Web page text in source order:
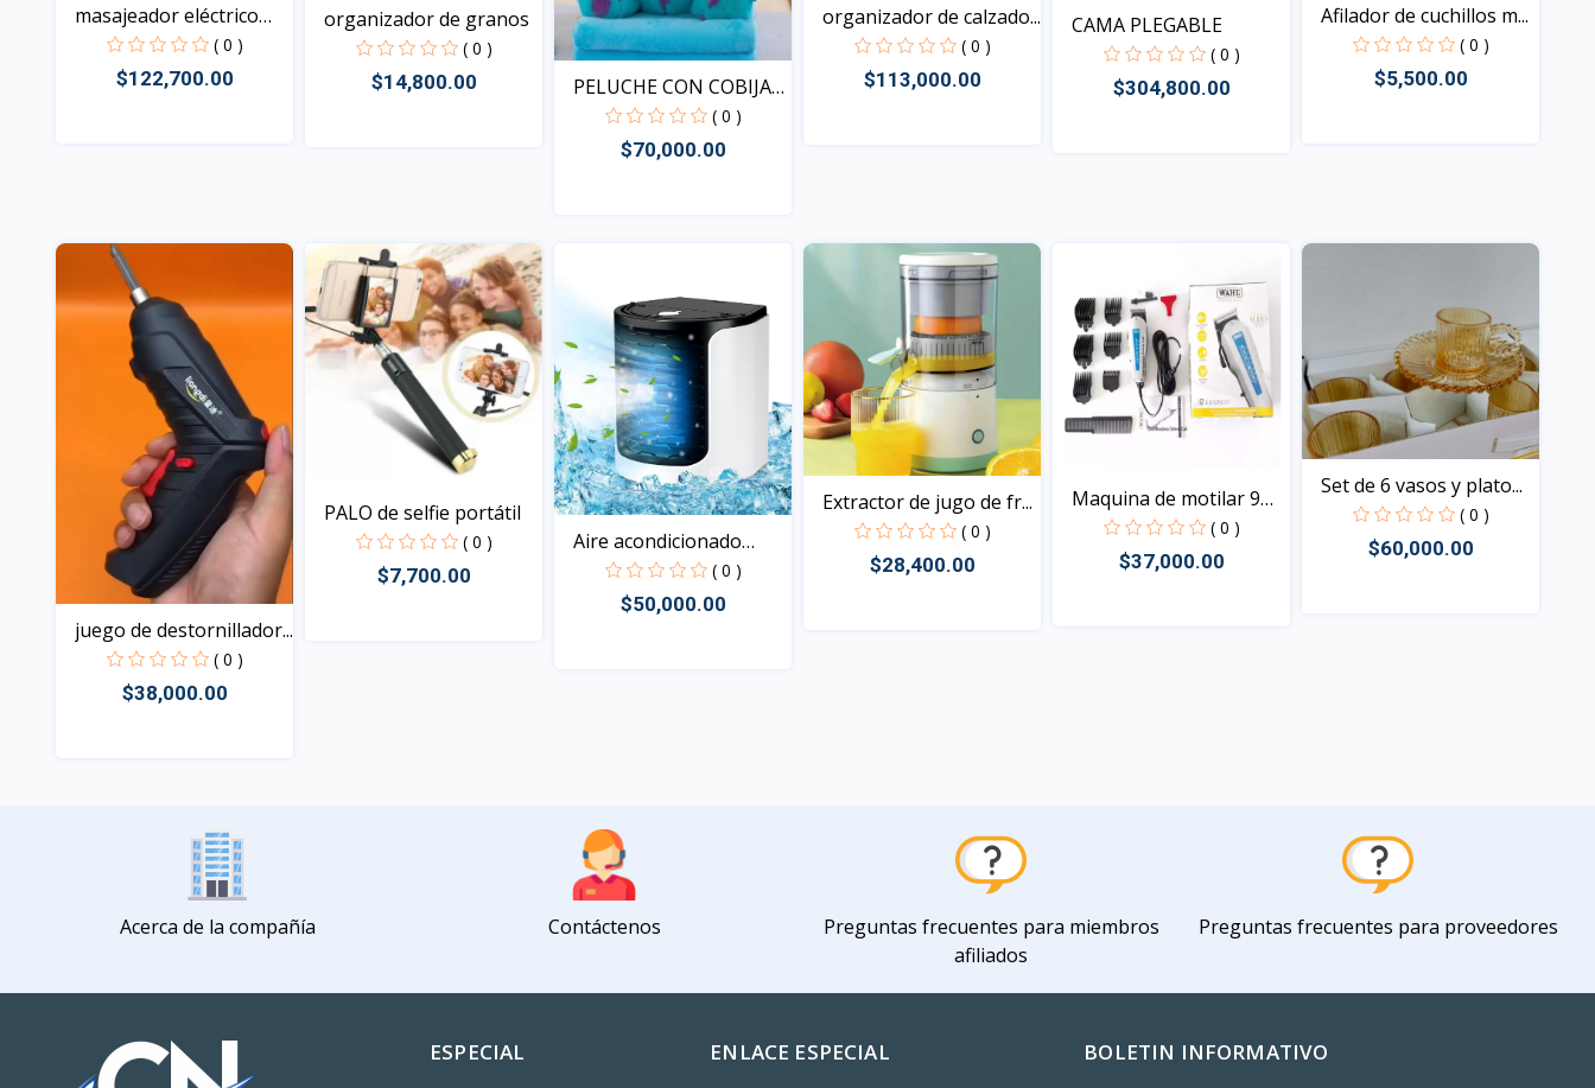
masajeador eléctrico
pa...
( 0 )
$122,700.00
organizador de granos
( 0 )
$14,800.00
PELUCHE CON COBIJA
DE O...
( 0 )
$70,000.00
organizador de calzado...
( 0 )
$113,000.00
CAMA PLEGABLE
( 0 )
$304,800.00
Afilador de cuchillos m...
( 0 )
$5,500.00
juego de destornillador...
( 0 )
$38,000.00
PALO de selfie portátil
( 0 )
$7,700.00
Aire acondicionado
port...
( 0 )
$50,000.00
Extractor de jugo de fr...
( 0 )
$28,400.00
Maquina de motilar 9
en...
( 0 )
$37,000.00
Set de 6 vasos y plato...
( 0 )
$60,000.00
Acerca de la compañía Contáctenos
Preguntas frecuentes para miembros
afiliados
Preguntas frecuentes para proveedores
ESPECIAL ENLACE ESPECIAL BOLETIN INFORMATIVO